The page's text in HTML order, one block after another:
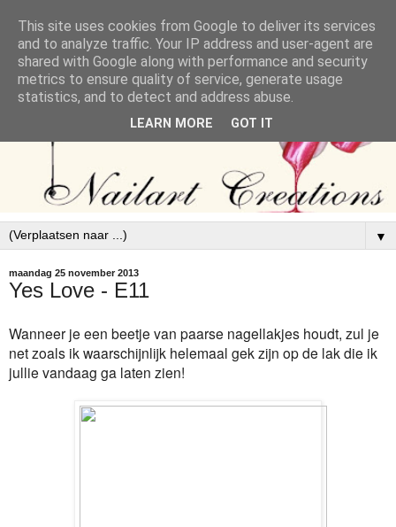
▼
maandag 25 november 2013
Yes Love - E11
Wanneer je een beetje van paarse nagellakjes houdt, zul je
net zoals ik waarschijnlijk helemaal gek zijn op de lak die ik
jullie vandaag ga laten zien!
This site uses cookies from Google to deliver its services
and to analyze traffic. Your IP address and user-agent are
shared with Google along with performance and security
metrics to ensure quality of service, generate usage
statistics, and to detect and address abuse.
LEARN MORE GOT IT